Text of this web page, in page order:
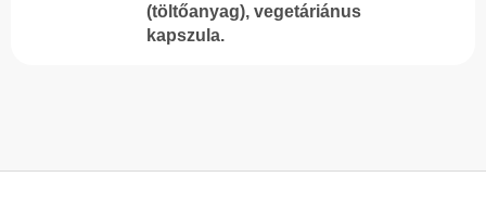
(töltőanyag), vegetáriánus
kapszula.